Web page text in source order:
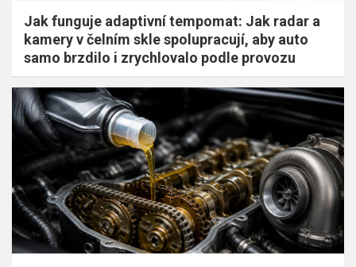
Jak funguje adaptivní tempomat: Jak radar a
kamery v čelním skle spolupracují, aby auto
samo brzdilo i zrychlovalo podle provozu